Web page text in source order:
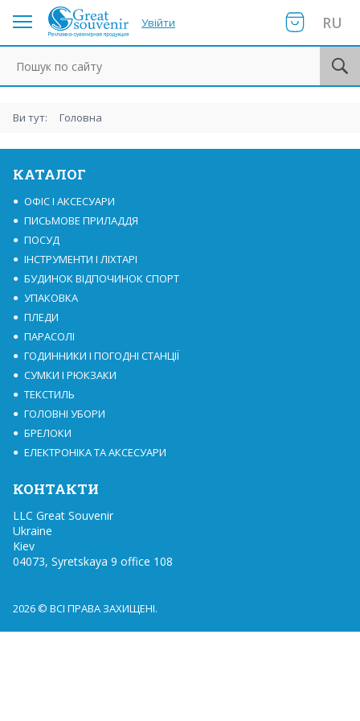
Увійти RU
Ви тут: Головна
КАТАЛОГ
ОФІС І АКСЕСУАРИ
ПИСЬМОВЕ ПРИЛАДДЯ
ПОСУД
ІНСТРУМЕНТИ І ЛІХТАРІ
БУДИНОК ВІДПОЧИНОК СПОРТ
УПАКОВКА
ПЛЕДИ
ПАРАСОЛІ
ГОДИННИКИ І ПОГОДНІ СТАНЦІЇ
СУМКИ І РЮКЗАКИ
ТЕКСТИЛЬ
ГОЛОВНІ УБОРИ
БРЕЛОКИ
ЕЛЕКТРОНІКА ТА АКСЕСУАРИ
КОНТАКТИ
LLC Great Souvenir
Ukraine
Kiev
04073, Syretskaya 9 office 108
2026 © ВСІ ПРАВА ЗАХИЩЕНІ.